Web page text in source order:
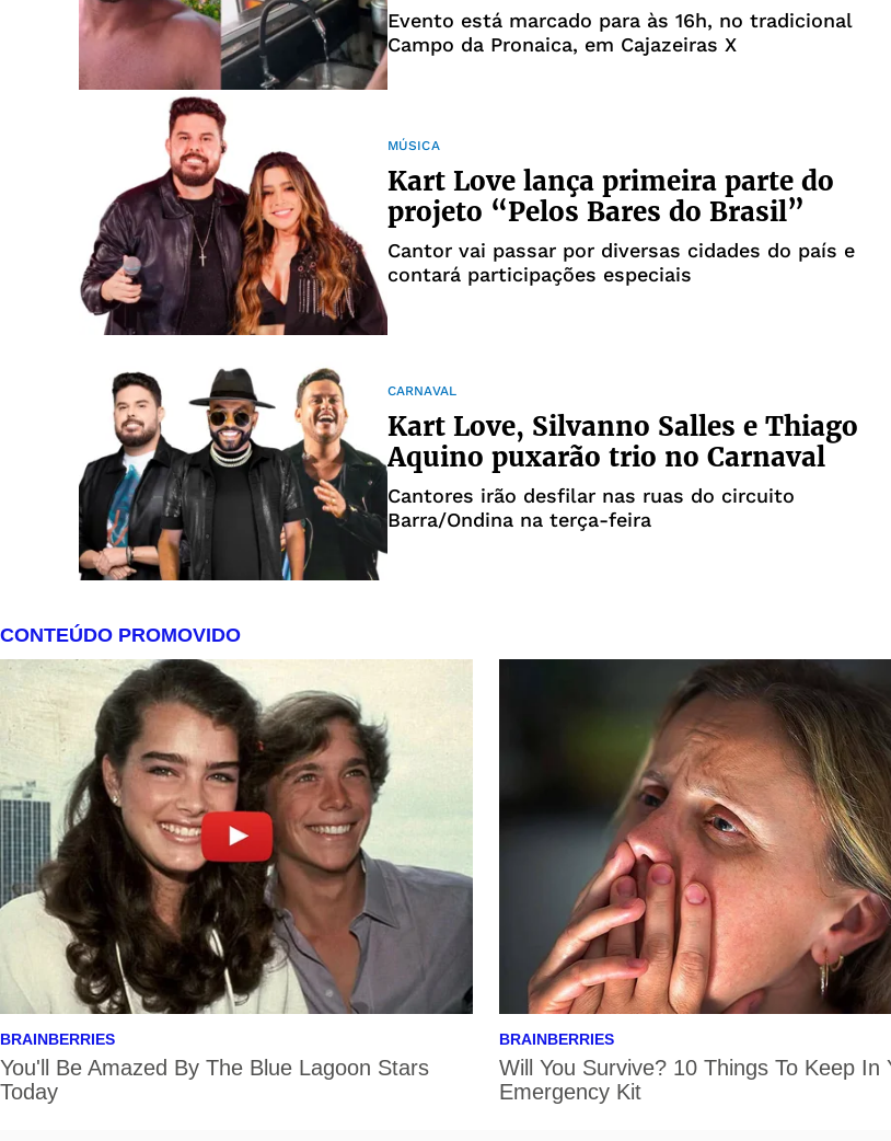
Evento está marcado para às 16h, no tradicional
Campo da Pronaica, em Cajazeiras X
MÚSICA
Kart Love lança primeira parte do
projeto “Pelos Bares do Brasil”
Cantor vai passar por diversas cidades do país e
contará participações especiais
CARNAVAL
Kart Love, Silvanno Salles e Thiago
Aquino puxarão trio no Carnaval
Cantores irão desfilar nas ruas do circuito
Barra/Ondina na terça-feira